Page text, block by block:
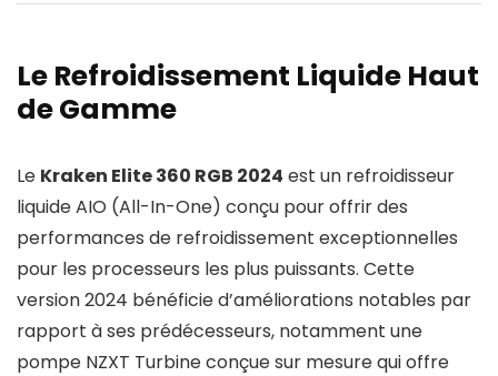
Le Refroidissement Liquide Haut
de Gamme
Le Kraken Elite 360 RGB 2024 est un refroidisseur
liquide AIO (All-In-One) conçu pour offrir des
performances de refroidissement exceptionnelles
pour les processeurs les plus puissants. Cette
version 2024 bénéficie d’améliorations notables par
rapport à ses prédécesseurs, notamment une
pompe NZXT Turbine conçue sur mesure qui offre